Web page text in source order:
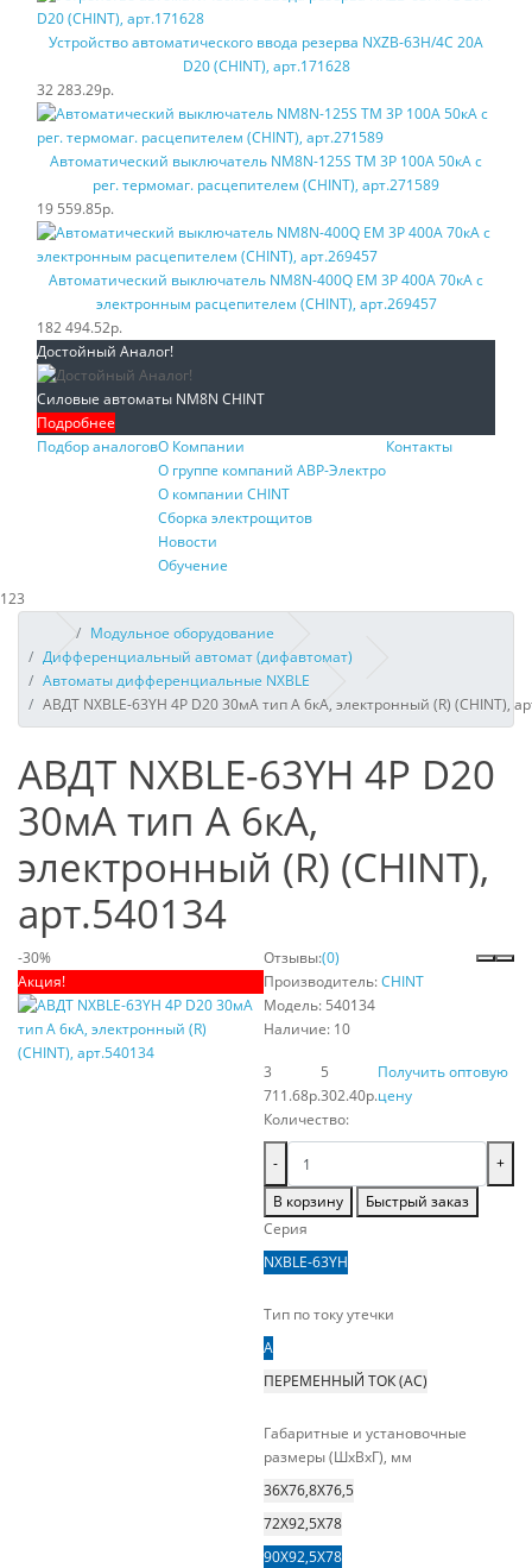
Устройство автоматического ввода резерва NXZB-63H/4C 20A
D20 (CHINT), арт.171628
32 283.29р.
Автоматический выключатель NM8N-125S TM 3P 100А 50кА с
рег. термомаг. расцепителем (CHINT), арт.271589
19 559.85р.
Автоматический выключатель NM8N-400Q EM 3P 400А 70кА с
электронным расцепителем (CHINT), арт.269457
182 494.52р.
Достойный Аналог!
Силовые автоматы NM8N CHINT
Подробнее
Подбор аналоговО Компании
О группе компаний АВР-Электро
О компании CHINT
Сборка электрощитов
Новости
Обучение
Контакты
123
Модульное оборудование
Дифференциальный автомат (дифавтомат)
Автоматы дифференциальные NXBLE
АВДТ NXBLE-63YH 4P D20 30мА тип A 6кА, электронный (R) (CHINT),
АВДТ NXBLE-63YH 4P D20
30мА тип A 6кА,
электронный (R) (CHINT),
арт.540134
-30%
Акция!
Отзывы:(0)
Производитель:CHINT
Модель: 540134
Наличие: 10
3
711.68р.
5
302.40р.
Получить оптовую
цену
Количество:
-
+
В корзину
Быстрый заказ
Серия
NXBLE-63YH
Тип по току утечки
A
ПЕРЕМЕННЫЙ ТОК (AC)
Габаритные и установочные
размеры (ШхВхГ), мм
36Х76,8Х76,5
72Х92,5Х78
90Х92,5Х78